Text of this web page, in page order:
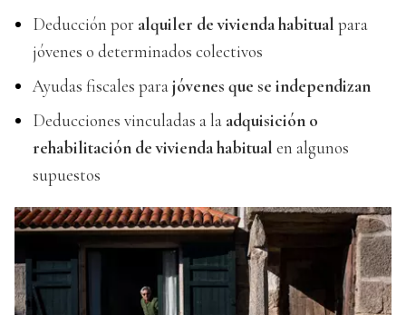
Deducción por alquiler de vivienda habitual para
jóvenes o determinados colectivos
Ayudas fiscales parajóvenes que se independizan
Deducciones vinculadas a la adquisición o
rehabilitación de vivienda habitual en algunos
supuestos